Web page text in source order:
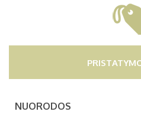
NUORODOS